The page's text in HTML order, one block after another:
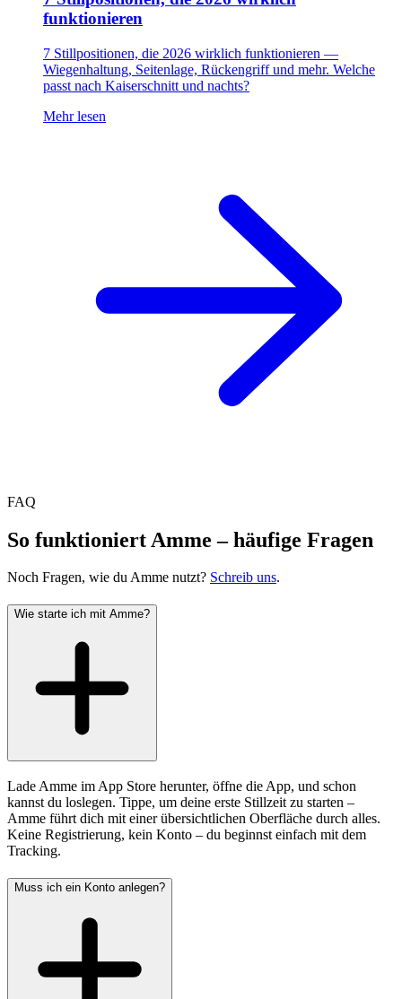
funktionieren
7 Stillpositionen, die 2026 wirklich funktionieren —
Wiegenhaltung, Seitenlage, Rückengriff und mehr. Welche
passt nach Kaiserschnitt und nachts?
Mehr lesen
FAQ
So funktioniert Amme – häufige Fragen
Noch Fragen, wie du Amme nutzt? Schreib uns.
Wie starte ich mit Amme?
Lade Amme im App Store herunter, öffne die App, und schon
kannst du loslegen. Tippe, um deine erste Stillzeit zu starten –
Amme führt dich mit einer übersichtlichen Oberfläche durch alles.
Keine Registrierung, kein Konto – du beginnst einfach mit dem
Tracking.
Muss ich ein Konto anlegen?